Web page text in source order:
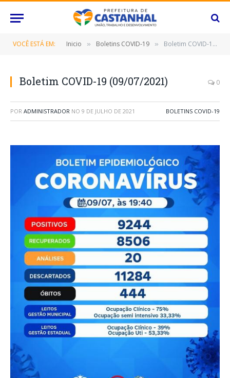
VOCÊ ESTÁ EM: Inicio » Boletins COVID-19 » Boletim COVID-19 (09/07/2021)
Boletim COVID-19 (09/07/2021) 0
POR ADMINISTRADOR NO 9 DE JULHO DE 2021 BOLETINS COVID-19